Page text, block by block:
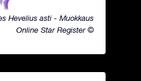
Hevelius asti - Muokkaus
Online Star Register ©